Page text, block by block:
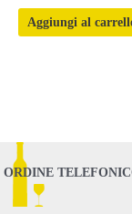
su
Aggiungi al
ORDINE